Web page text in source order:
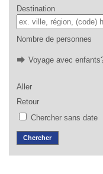
Destination
Nombre de personnes
Voyage avec
Aller
Retour
Chercher sans date
Chercher